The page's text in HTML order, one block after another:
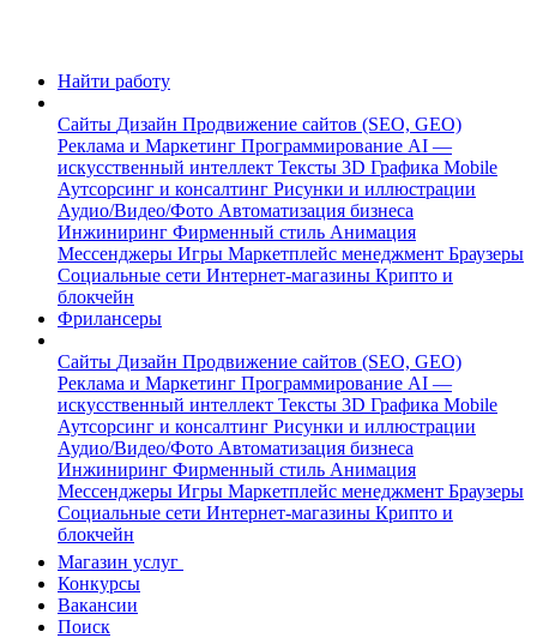
Найти работу
Сайты Дизайн Продвижение сайтов (SEO, GEO)
Реклама и Маркетинг Программирование AI —
искусственный интеллект Тексты 3D Графика Mobile
Аутсорсинг и консалтинг Рисунки и иллюстрации
Аудио/Видео/Фото Автоматизация бизнеса
Инжиниринг Фирменный стиль Анимация
Мессенджеры Игры Маркетплейс менеджмент Браузеры
Социальные сети Интернет-магазины Крипто и
блокчейн
Фрилансеры
Сайты Дизайн Продвижение сайтов (SEO, GEO)
Реклама и Маркетинг Программирование AI —
искусственный интеллект Тексты 3D Графика Mobile
Аутсорсинг и консалтинг Рисунки и иллюстрации
Аудио/Видео/Фото Автоматизация бизнеса
Инжиниринг Фирменный стиль Анимация
Мессенджеры Игры Маркетплейс менеджмент Браузеры
Социальные сети Интернет-магазины Крипто и
блокчейн
Магазин услуг
Конкурсы
Вакансии
Поиск